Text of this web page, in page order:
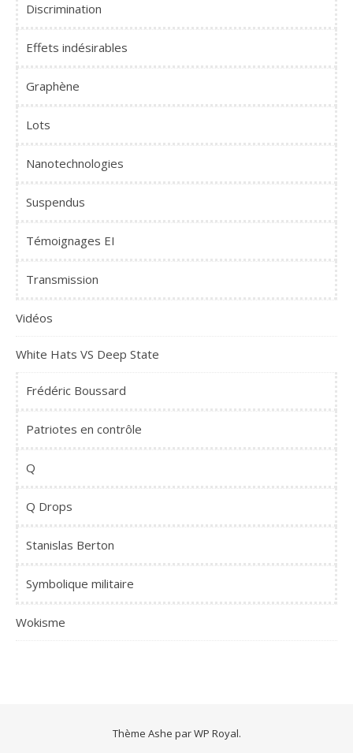
Discrimination
Effets indésirables
Graphène
Lots
Nanotechnologies
Suspendus
Témoignages EI
Transmission
Vidéos
White Hats VS Deep State
Frédéric Boussard
Patriotes en contrôle
Q
Q Drops
Stanislas Berton
Symbolique militaire
Wokisme
Thème Ashe parWP Royal.